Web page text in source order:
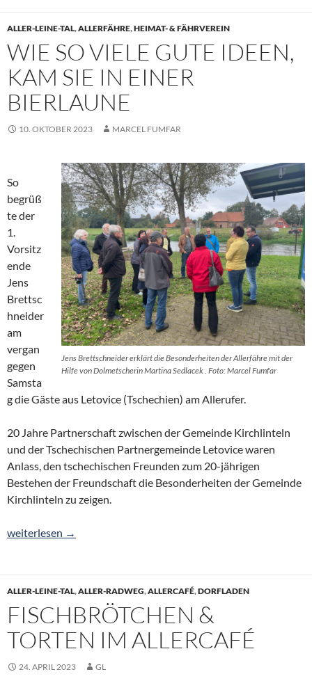
ALLER-LEINE-TAL,ALLERFÄHRE,HEIMAT- & FÄHRVEREIN
WIE SO VIELE GUTE IDEEN,
KAM SIE IN EINER
BIERLAUNE
10. OKTOBER 2023 MARCEL FUMFAR
Jens Brettschneider erklärt die Besonderheiten der Allerfähre mit der
Hilfe von Dolmetscherin Martina Sedlacek . Foto: Marcel Fumfar
So
begrüß
te der
1.
Vorsitz
ende
Jens
Brettsc
hneider
am
vergan
gegen
Samsta
g die Gäste aus Letovice (Tschechien) am Allerufer.
20 Jahre Partnerschaft zwischen der Gemeinde Kirchlinteln
und der Tschechischen Partnergemeinde Letovice waren
Anlass, den tschechischen Freunden zum 20-jährigen
Bestehen der Freundschaft die Besonderheiten der Gemeinde
Kirchlinteln zu zeigen.
wie so viele gute ideen, kam sie in einer bierlaune
weiterlesen →
ALLER-LEINE-TAL,ALLER-RADWEG,ALLERCAFÉ,DORFLADEN
FISCHBRÖTCHEN &
TORTEN IM ALLERCAFÉ
24. APRIL 2023 GL